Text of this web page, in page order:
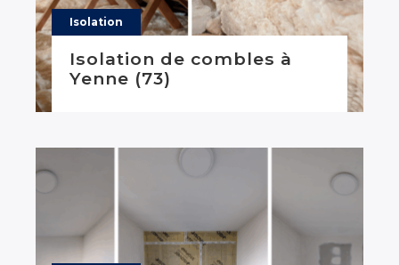
Isolation
Isolation de combles à
Yenne (73)